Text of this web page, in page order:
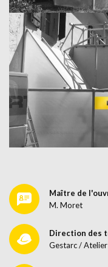
Maître de
M. Moret
Direction des
Gestarc /